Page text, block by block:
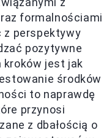
formalnościami
z perspektywy
pozytywne
kroków jest jak
środków
to naprawdę
przynosi
z dbałością o